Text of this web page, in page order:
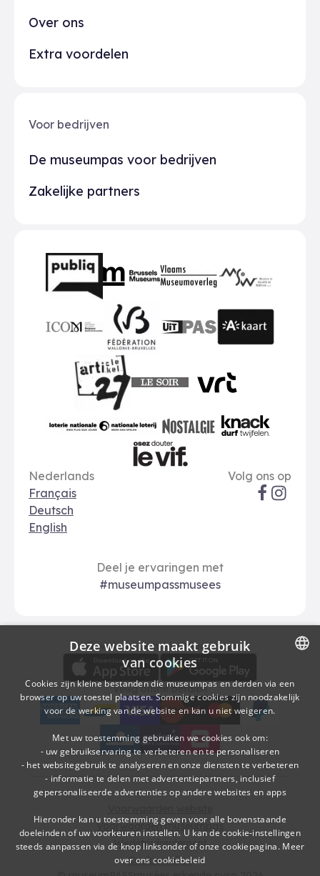
Over ons
Extra voordelen
Voor bedrijven
De museumpas voor bedrijven
Zakelijke partners
Partners
FWB
Art 27
Nostalgie
Taal opties
Nederlands
Français
Deutsch
English
Sociale
Volg ons op
Deel je ervaringen met
#museumpassmusees
Download
Download de museumpas-app
Betalingsopties
Veilig online betalen
American Express
bancontact
visa
Edenred
mc
paypal
kbc
Sodexo Cultuurcheques
belfius
Voorwaarden museumpas
Wedstrijdreglement
Cookie policy
DUTCH
FRENCH
Deze website maakt gebruik
van cookies
Cookies zijn kleine bestanden die museumpas en derden via een
browser op uw toestel plaatsen. Sommige cookies zijn noodzakelijk
voor de werking van de website en kan u niet weigeren.
Met uw toestemming gebruiken we cookies ook om:
- uw gebruikservaring te verbeteren en te personaliseren
- het websitegebruik te analyseren en onze diensten te verbeteren
- informatie te delen met advertentiepartners, inclusief
gepersonaliseerde advertenties op andere websites en apps
Hieronder kan u toestemming geven voor alle bovenstaande
doeleinden of uw voorkeuren instellen. U kan de cookie-instellingen
steeds aanpassen via de knop linksonder of onze cookiepagina. Meer
over ons cookiebeleid